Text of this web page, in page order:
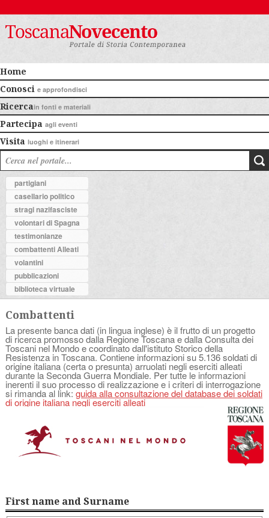
Home
Conosci e approfondisci
Ricercain fonti e materiali
Partecipa agli eventi
Visita luoghi e itinerari
partigiani
casellario politico
stragi nazifasciste
volontari di Spagna
testimonianze
combattenti Alleati
volantini
pubblicazioni
biblioteca virtuale
Combattenti
La presente banca dati (in lingua inglese) è il frutto di un progetto
di ricerca promosso dalla Regione Toscana e dalla Consulta dei
Toscani nel Mondo e coordinato dall'istituto Storico della
Resistenza in Toscana. Contiene informazioni su 5.136 soldati di
origine italiana (certa o presunta) arruolati negli eserciti alleati
durante la Seconda Guerra Mondiale. Per tutte le informazioni
inerenti il suo processo di realizzazione e i criteri di interrogazione
si rimanda al link: guida alla consultazione del database dei soldati
di origine italiana negli eserciti alleati
First name and Surname